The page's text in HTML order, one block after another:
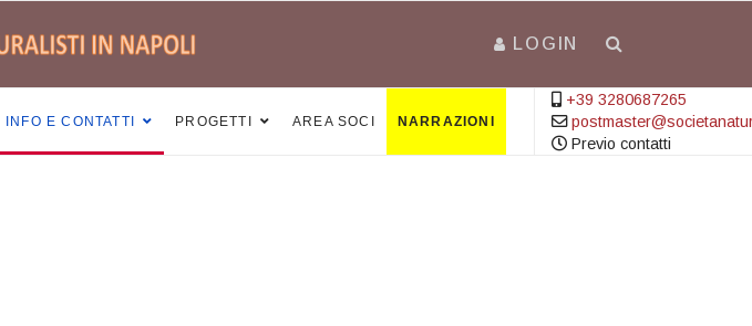
LOGIN
INFO E CONTATTI PROGETTI AREA SOCI NARRAZIONI
+39 3280687265
Previo contatti